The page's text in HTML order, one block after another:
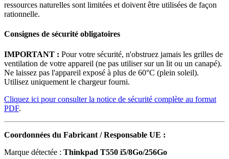
ressources naturelles sont limitées et doivent être utilisées de façon
rationnelle.
Consignes de sécurité obligatoires
IMPORTANT : Pour votre sécurité, n'obstruez jamais les grilles de
ventilation de votre appareil (ne pas utiliser sur un lit ou un canapé).
Ne laissez pas l'appareil exposé à plus de 60°C (plein soleil).
Utilisez uniquement le chargeur fourni.
Cliquez ici pour consulter la notice de sécurité complète au format
PDF.
Coordonnées du Fabricant / Responsable UE :
Marque détectée : Thinkpad T550 i5/8Go/256Go